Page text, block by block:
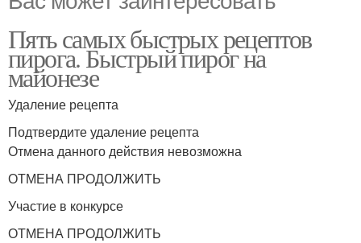
Пять самых быстрых рецептов
пирога. Быстрый пирог на
майонезе
Удаление рецепта
Подтвердите удаление рецепта
Отмена данного действия невозможна
ОТМЕНА ПРОДОЛЖИТЬ
Участие в конкурсе
ОТМЕНА ПРОДОЛЖИТЬ